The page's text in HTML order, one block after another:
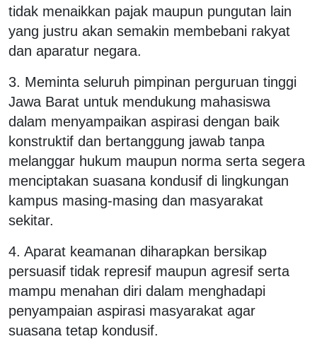
tidak menaikkan pajak maupun pungutan lain
yang justru akan semakin membebani rakyat
dan aparatur negara.
3. Meminta seluruh pimpinan perguruan tinggi
Jawa Barat untuk mendukung mahasiswa
dalam menyampaikan aspirasi dengan baik
konstruktif dan bertanggung jawab tanpa
melanggar hukum maupun norma serta segera
menciptakan suasana kondusif di lingkungan
kampus masing-masing dan masyarakat
sekitar.
4. Aparat keamanan diharapkan bersikap
persuasif tidak represif maupun agresif serta
mampu menahan diri dalam menghadapi
penyampaian aspirasi masyarakat agar
suasana tetap kondusif.